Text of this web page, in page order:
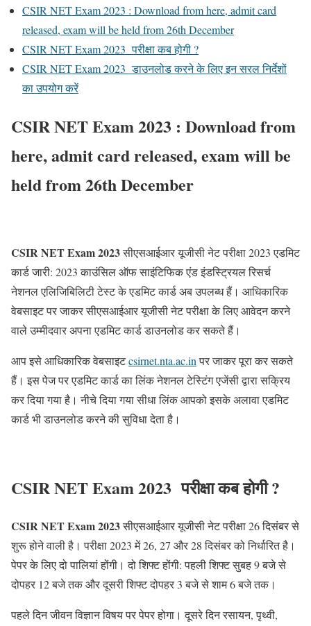
CSIR NET Exam 2023 : Download from here, admit card
released, exam will be held from 26th December
CSIR NET Exam 2023 परीक्षा कब होगी ?
CSIR NET Exam 2023 डाउनलोड करने के लिए इन सरल निर्देशों
का उपयोग करें
CSIR NET Exam 2023 : Download from
here, admit card released, exam will be
held from 26th December
CSIR NET Exam 2023सीएसआईआर यूजीसी नेट परीक्षा 2023 एडमिट
कार्ड जारी: 2023 काउंसिल ऑफ साइंटिफिक एंड इंडस्ट्रियल रिसर्च
नेशनल एलिजिबिलिटी टेस्ट के एडमिट कार्ड अब उपलब्ध हैं। आधिकारिक
वेबसाइट पर जाकर सीएसआईआर यूजीसी नेट परीक्षा के लिए आवेदन करने
वाले उम्मीदवार अपना एडमिट कार्ड डाउनलोड कर सकते हैं।
आप इसे आधिकारिक वेबसाइटcsirnet.nta.ac.inपर जाकर पूरा कर सकते
हैं। इस पेज पर एडमिट कार्ड का लिंक नेशनल टेस्टिंग एजेंसी द्वारा सक्रिय
कर दिया गया है। नीचे दिया गया सीधा लिंक आपको इसके अलावा एडमिट
कार्ड भी डाउनलोड करने की सुविधा देता है।
CSIR NET Exam 2023 परीक्षा कब होगी ?
CSIR NET Exam 2023सीएसआईआर यूजीसी नेट परीक्षा 26 दिसंबर से
शुरू होने वाली है। परीक्षा 2023 में 26, 27 और 28 दिसंबर को निर्धारित है।
पेपर के लिए दो पालियां होंगी। दो शिफ्ट होंगी: पहली शिफ्ट सुबह 9 बजे से
दोपहर 12 बजे तक और दूसरी शिफ्ट दोपहर 3 बजे से शाम 6 बजे तक।
पहले दिन जीवन विज्ञान विषय पर पेपर होगा। दूसरे दिन रसायन, पृथ्वी,